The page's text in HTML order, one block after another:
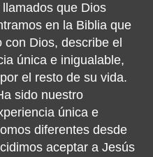
que Dios
en la Biblia que
Dios, describe el
única e inigualable,
el resto de su vida.
sido nuestro
única e
diferentes desde
aceptar a Jesús